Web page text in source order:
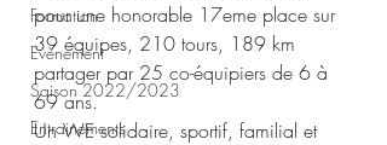
Formation
Evènement
Saison 2022/2023
Entrainements
pour une honorable 17eme place sur
39 équipes, 210 tours, 189 km
partager par 25 co-équipiers de 6 à
69 ans.
Un WE solidaire, sportif, familial et